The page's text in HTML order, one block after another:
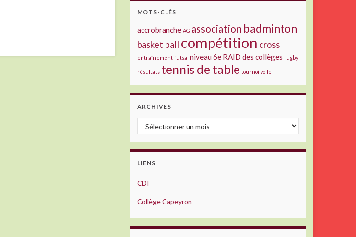
MOTS-CLÉS
accrobranche AG association badminton
basket ball compétition cross
entraînement futsal niveau 6e RAID des collèges rugby
résultats tennis de table tournoi voile
ARCHIVES
Archives
LIENS
CDI
Collège Capeyron